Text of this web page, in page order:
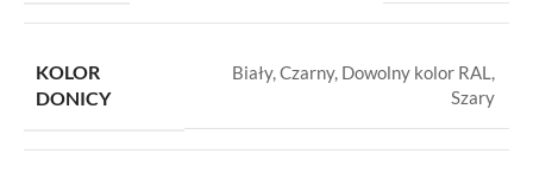
KOLOR
DONICY
Biały,Czarny, Dowolny kolor RAL,
Szary